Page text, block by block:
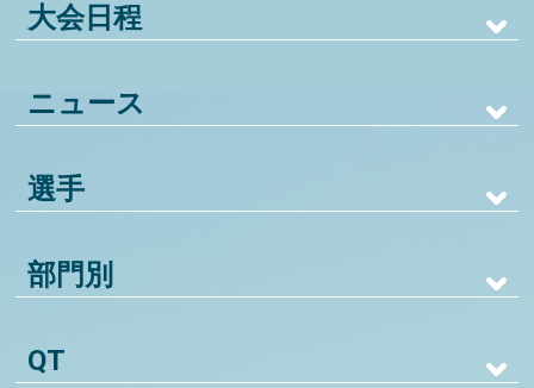
大会日程
ニュース
選手
部門別
QT